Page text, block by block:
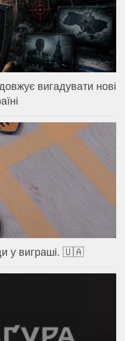
вигадувати нові
у виграші. 🇺🇦